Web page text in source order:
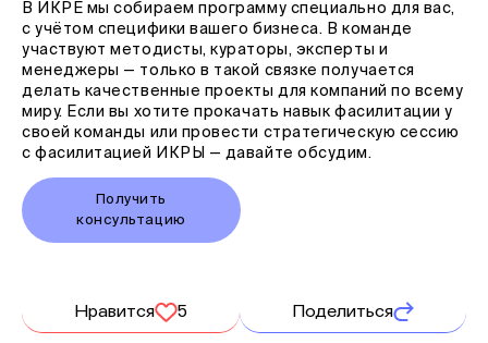
В ИКРЕ мы собираем программу специально для вас,
с учётом специфики вашего бизнеса. В команде
участвуют методисты, кураторы, эксперты и
менеджеры — только в такой связке получается
делать качественные проекты для компаний по всему
миру. Если вы хотите прокачать навык фасилитации у
своей команды или провести стратегическую сессию
с фасилитацией ИКРЫ — давайте обсудим.
Получить
консультацию
Нравится 5 Поделиться